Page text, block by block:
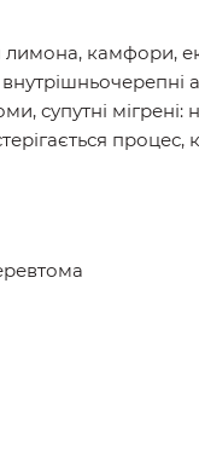
лимона, камфори,
супутні мігрені:
процес,